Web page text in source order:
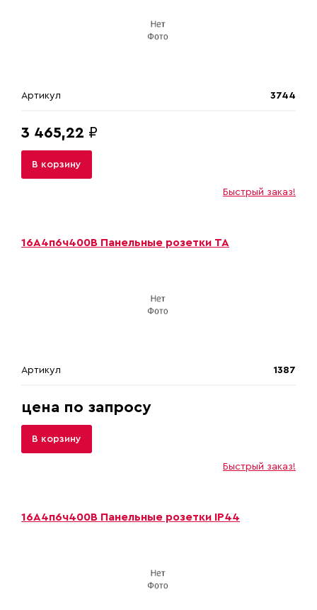
Артикул 3744
3 465,22 ₽
В корзину
Быстрый заказ!
16А4п6ч400В Панельные розетки ТА
Артикул 1387
цена по запросу
В корзину
Быстрый заказ!
16А4п6ч400В Панельные розетки IP44